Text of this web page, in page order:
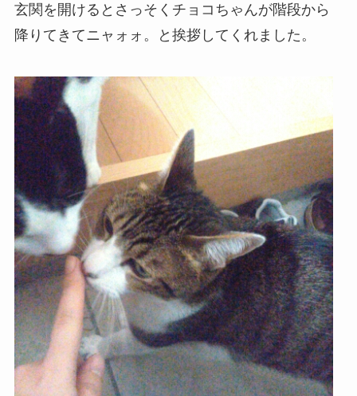
玄関を開けるとさっそくチョコちゃんが階段から
降りてきてニャォォ。と挨拶してくれました。